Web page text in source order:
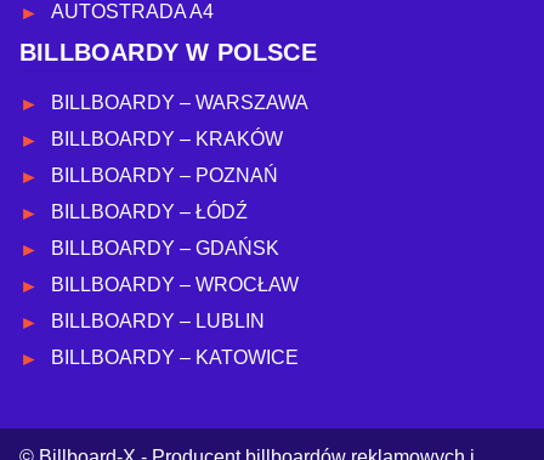
AUTOSTRADA A4
BILLBOARDY W POLSCE
BILLBOARDY – WARSZAWA
BILLBOARDY – KRAKÓW
BILLBOARDY – POZNAŃ
BILLBOARDY – ŁÓDŹ
BILLBOARDY – GDAŃSK
BILLBOARDY – WROCŁAW
BILLBOARDY – LUBLIN
BILLBOARDY – KATOWICE